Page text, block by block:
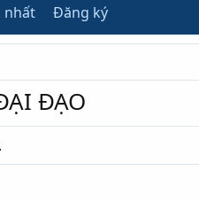
nhất Đăng ký
ĐẠO